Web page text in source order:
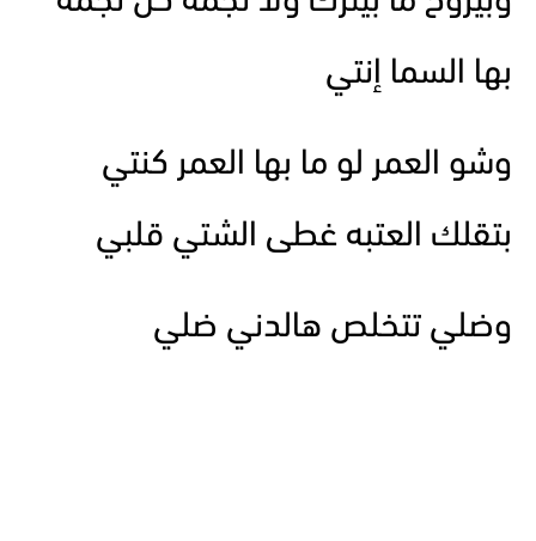
بها السما إنتي
وشو العمر لو ما بها العمر كنتي
بتقلك العتبه غطى الشتي قلبي
وضلي تتخلص هالدني ضلي